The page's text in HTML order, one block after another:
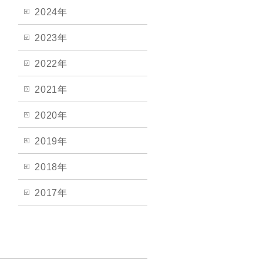
2024年
2023年
2022年
2021年
2020年
2019年
2018年
2017年